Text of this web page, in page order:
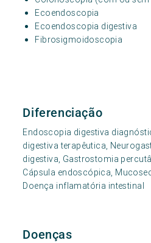
Ecoendoscopia
Ecoendoscopia digestiva
Fibrosigmoidoscopia
Diferenciação
Endoscopia digestiva
digestiva terapêutica,
digestiva, Gastrostomia
Cápsula endoscópica,
Doença inflamatória intestinal
Doenças